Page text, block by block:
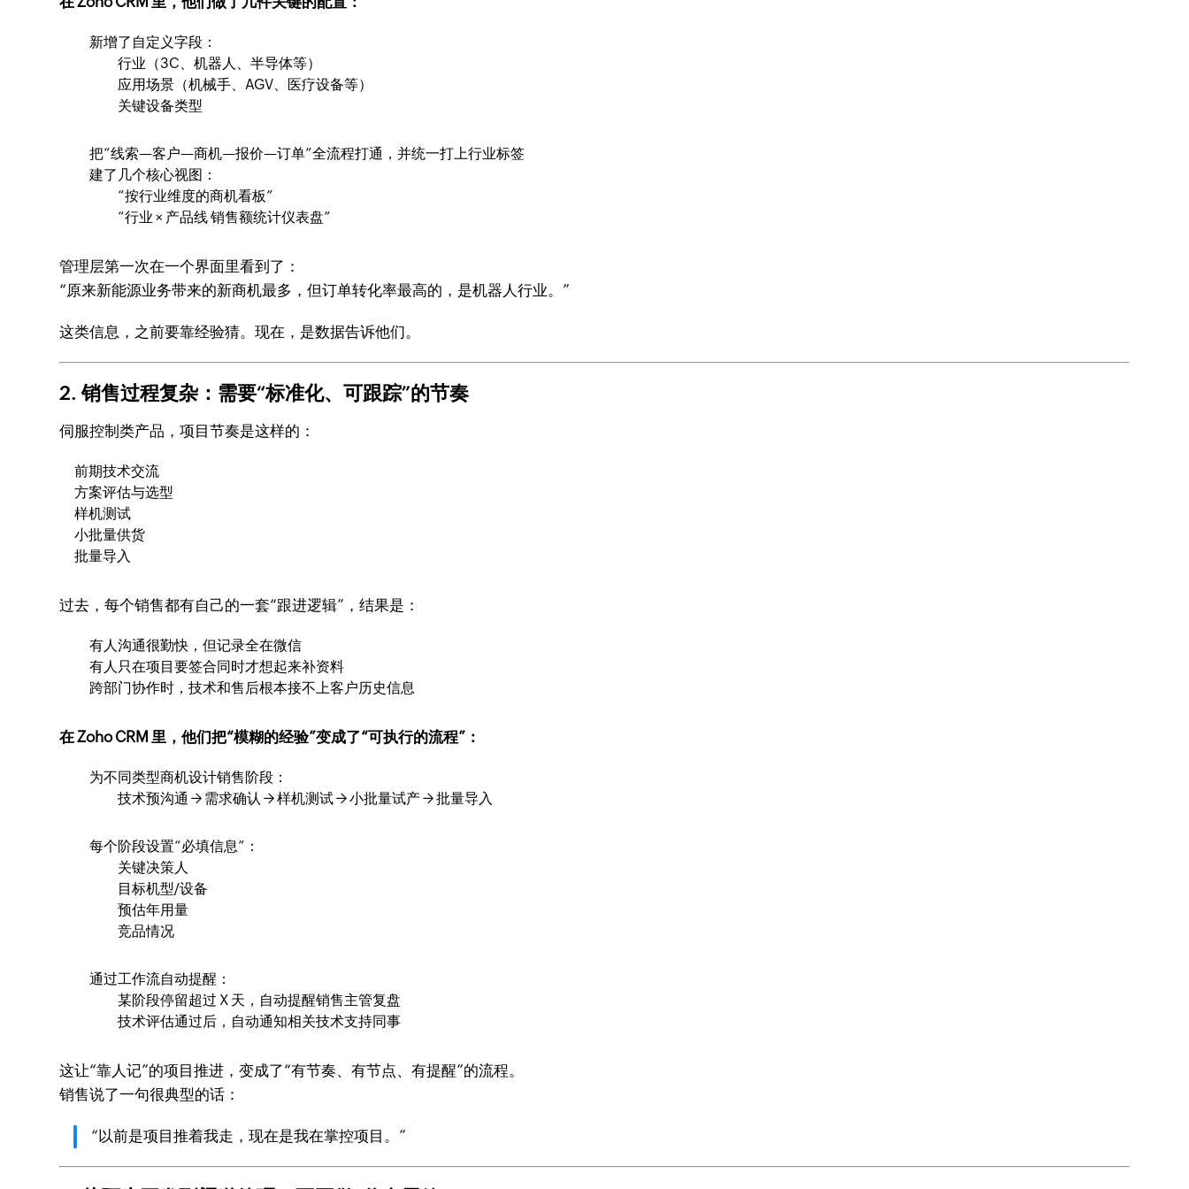
新增了自定义字段：
行业（3C、机器人、半导体等）
应用场景（机械手、AGV、医疗设备等）
关键设备类型
把“线索—客户—商机—报价—订单”全流程打通，并统一打上行业标签
建了几个核心视图：
“按行业维度的商机看板”
“行业 × 产品线 销售额统计仪表盘”
管理层第一次在一个界面里看到了：
“原来新能源业务带来的新商机最多，但订单转化率最高的，是机器人行业。”
这类信息，之前要靠经验猜。现在，是数据告诉他们。
2. 销售过程复杂：需要“标准化、可跟踪”的节奏
伺服控制类产品，项目节奏是这样的：
前期技术交流
方案评估与选型
样机测试
小批量供货
批量导入
过去，每个销售都有自己的一套“跟进逻辑”，结果是：
有人沟通很勤快，但记录全在微信
有人只在项目要签合同时才想起来补资料
跨部门协作时，技术和售后根本接不上客户历史信息
在 Zoho CRM 里，他们把“模糊的经验”变成了“可执行的流程”：
为不同类型商机设计销售阶段：
技术预沟通 → 需求确认 → 样机测试 → 小批量试产 → 批量导入
每个阶段设置“必填信息”：
关键决策人
目标机型/设备
预估年用量
竞品情况
通过工作流自动提醒：
某阶段停留超过 X 天，自动提醒销售主管复盘
技术评估通过后，自动通知相关技术支持同事
这让“靠人记”的项目推进，变成了“有节奏、有节点、有提醒”的流程。
销售说了一句很典型的话：
“以前是项目推着我走，现在是我在掌控项目。”